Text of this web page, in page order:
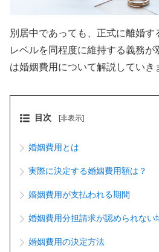
別居中であっても、正式に離婚
レベルを同程度に維持する義務
は婚姻費用について解説していき
目次 [非表示]
婚姻費用とは
実際に決定する婚姻費用額は？
婚姻費用が支払われる期間
婚姻費用分担請求が認められない
婚姻費用の決定方法